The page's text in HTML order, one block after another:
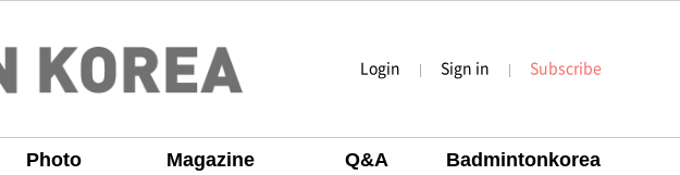
Login Sign in Subscribe
Photo Magazine Q&A Badmintonkorea